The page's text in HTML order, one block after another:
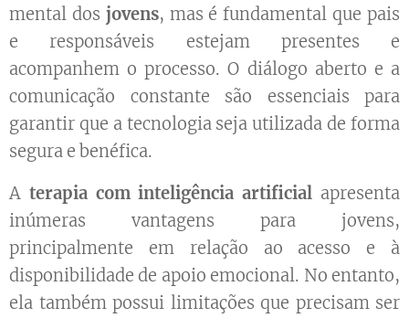
mental dos jovens, mas é fundamental que pais
e responsáveis estejam presentes e
acompanhem o processo. O diálogo aberto e a
comunicação constante são essenciais para
garantir que a tecnologia seja utilizada de forma
segura e benéfica.
A terapia com inteligência artificial apresenta
inúmeras vantagens para jovens,
principalmente em relação ao acesso e à
disponibilidade de apoio emocional. No entanto,
ela também possui limitações que precisam ser